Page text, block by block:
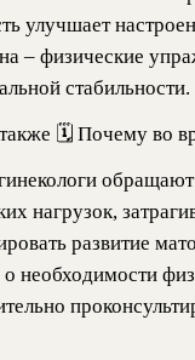
улучшает
– физические
стабильности.
🗓 Почему во
нагрузок,
развитие
необходимости